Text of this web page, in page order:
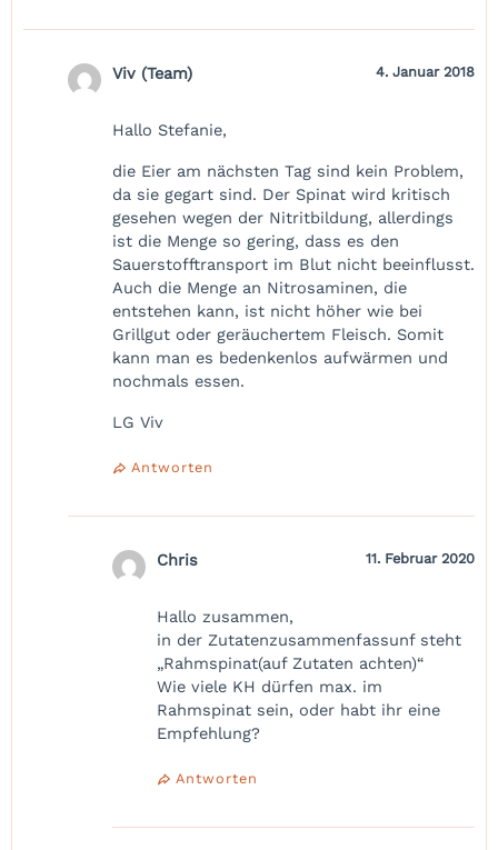
Viv (Team) 4. Januar 2018
Hallo Stefanie,
die Eier am nächsten Tag sind kein Problem,
da sie gegart sind. Der Spinat wird kritisch
gesehen wegen der Nitritbildung, allerdings
ist die Menge so gering, dass es den
Sauerstofftransport im Blut nicht beeinflusst.
Auch die Menge an Nitrosaminen, die
entstehen kann, ist nicht höher wie bei
Grillgut oder geräuchertem Fleisch. Somit
kann man es bedenkenlos aufwärmen und
nochmals essen.
LG Viv
Antworten
Chris 11. Februar 2020
Hallo zusammen,
in der Zutatenzusammenfassunf steht
„Rahmspinat(auf Zutaten achten)“
Wie viele KH dürfen max. im
Rahmspinat sein, oder habt ihr eine
Empfehlung?
Antworten